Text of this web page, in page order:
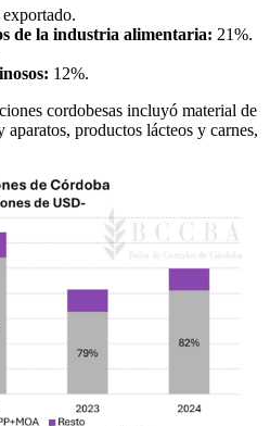
de la industria alimentaria: 21%.
12%.
cordobesas incluyó material de
aparatos, productos lácteos y carnes,